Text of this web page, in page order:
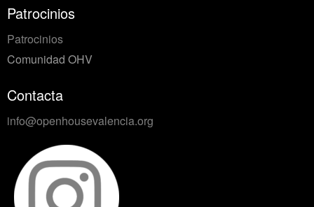
Patrocinios
Patrocinios
Comunidad OHV
Contacta
info@openhousevalencia.org